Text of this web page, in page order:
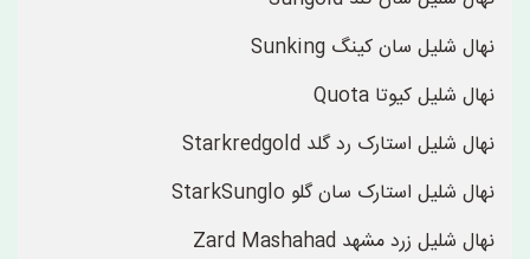
نهال شلیل سان کینگ Sunking
نهال شلیل کیوتا Quota
نهال شلیل استارک رد گلد Starkredgold
نهال شلیل استارک سان گلو StarkSunglo
نهال شلیل زرد مشهد Zard Mashahad